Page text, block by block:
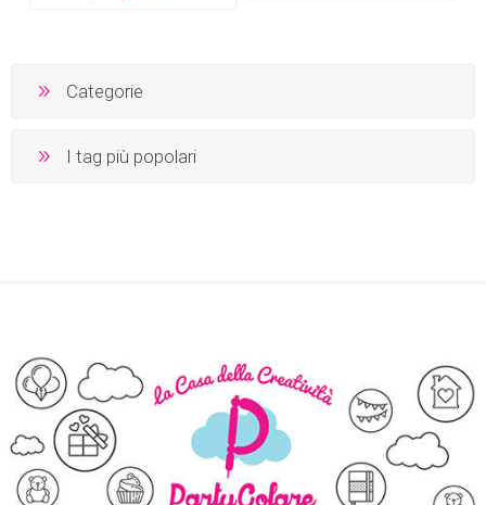
Categorie
I tag più popolari